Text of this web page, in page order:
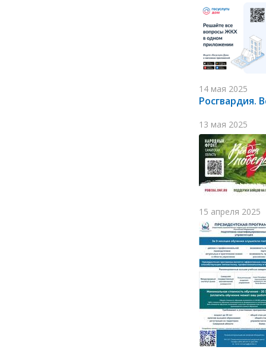
14 мая 2025
Росгвардия.
13 мая 2025
15 апреля 2025